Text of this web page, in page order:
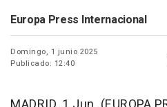
Europa Press Internacional
Domingo, 1 junio 2025
Publicado: 12:40